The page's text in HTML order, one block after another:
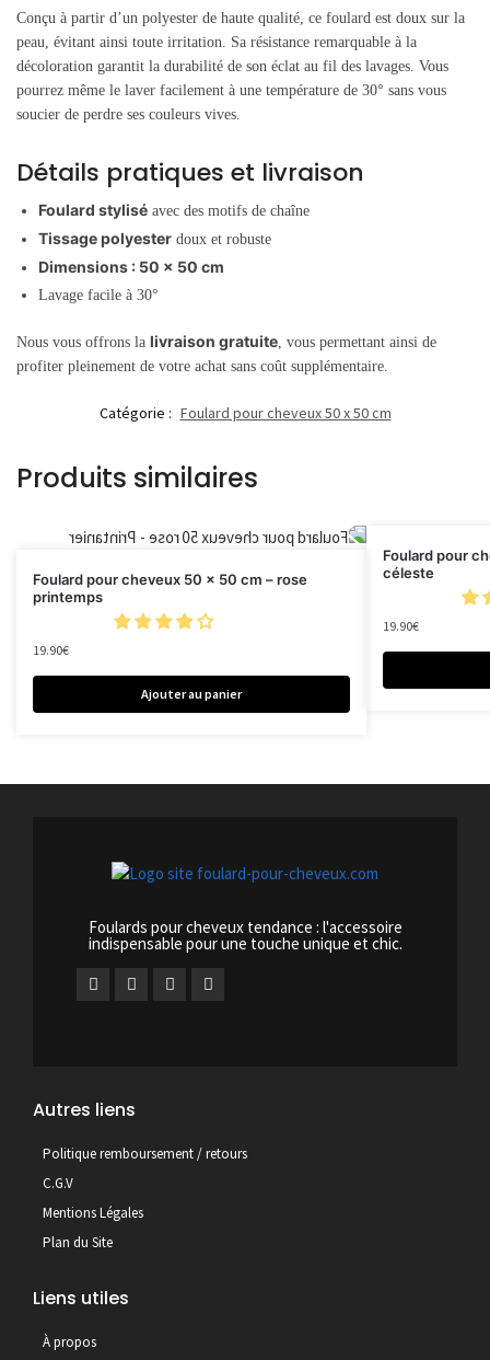
Conçu à partir d’un polyester de haute qualité, ce foulard est doux sur la
peau, évitant ainsi toute irritation. Sa résistance remarquable à la
décoloration garantit la durabilité de son éclat au fil des lavages. Vous
pourrez même le laver facilement à une température de 30° sans vous
soucier de perdre ses couleurs vives.
Détails pratiques et livraison
Foulard stylisé avec des motifs de chaîne
Tissage polyester doux et robuste
Dimensions : 50 x 50 cm
Lavage facile à 30°
Nous vous offrons la livraison gratuite , vous permettant ainsi de
profiter pleinement de votre achat sans coût supplémentaire.
Catégorie : Foulard pour cheveux 50 x 50 cm
Produits similaires
Foulard pour cheveux 50 x 50 cm – rose
printemps
19.90€
Ajouter au panier
Foulard pour
céleste
19.90€
Foulards pour cheveux tendance : l'accessoire
indispensable pour une touche unique et chic.
Autres liens
Politique remboursement / retours
C.G.V
Mentions Légales
Plan du Site
Liens utiles
À propos